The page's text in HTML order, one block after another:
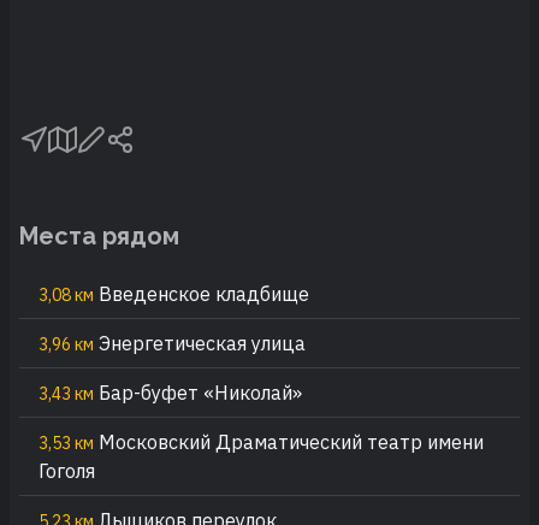
Места рядом
3,08 км Введенское кладбище
3,96 км Энергетическая улица
3,43 км Бар-буфет «Николай»
3,53 км Московский Драматический театр имени
Гоголя
Лыщиков переулок